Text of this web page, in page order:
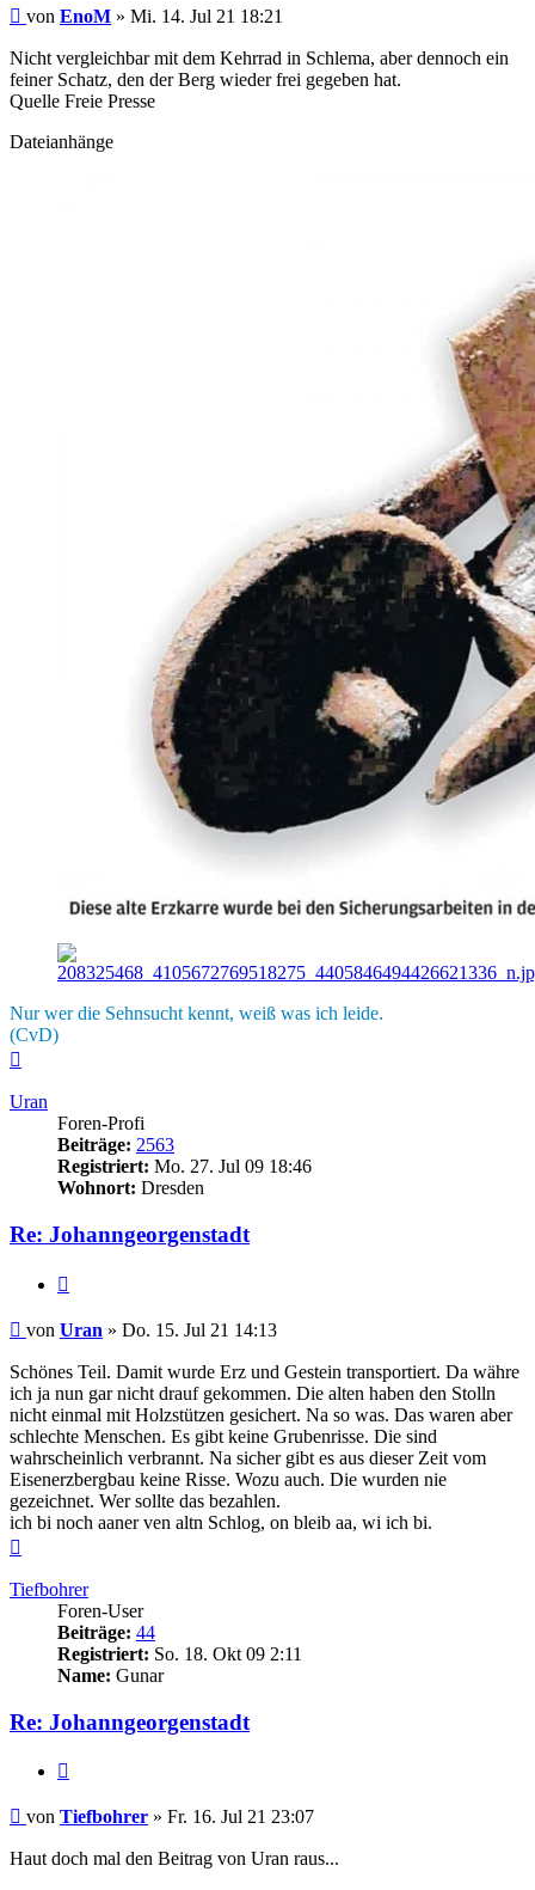
Beitrag
von EnoM » Mi. 14. Jul 21 18:21
Nicht vergleichbar mit dem Kehrrad in Schlema, aber dennoch ein
feiner Schatz, den der Berg wieder frei gegeben hat.
Quelle Freie Presse
Dateianhänge
Nur wer die Sehnsucht kennt, weiß was ich leide.
(CvD)
Uran
Foren-Profi
Beiträge: 2563
Registriert: Mo. 27. Jul 09 18:46
Wohnort: Dresden
Re: Johanngeorgenstadt
Beitrag
von Uran » Do. 15. Jul 21 14:13
Schönes Teil. Damit wurde Erz und Gestein transportiert. Da währe
ich ja nun gar nicht drauf gekommen. Die alten haben den Stolln
nicht einmal mit Holzstützen gesichert. Na so was. Das waren aber
schlechte Menschen. Es gibt keine Grubenrisse. Die sind
wahrscheinlich verbrannt. Na sicher gibt es aus dieser Zeit vom
Eisenerzbergbau keine Risse. Wozu auch. Die wurden nie
gezeichnet. Wer sollte das bezahlen.
ich bi noch aaner ven altn Schlog, on bleib aa, wi ich bi.
Tiefbohrer
Foren-User
Beiträge: 44
Registriert: So. 18. Okt 09 2:11
Name: Gunar
Re: Johanngeorgenstadt
Beitrag
von Tiefbohrer » Fr. 16. Jul 21 23:07
Haut doch mal den Beitrag von Uran raus...